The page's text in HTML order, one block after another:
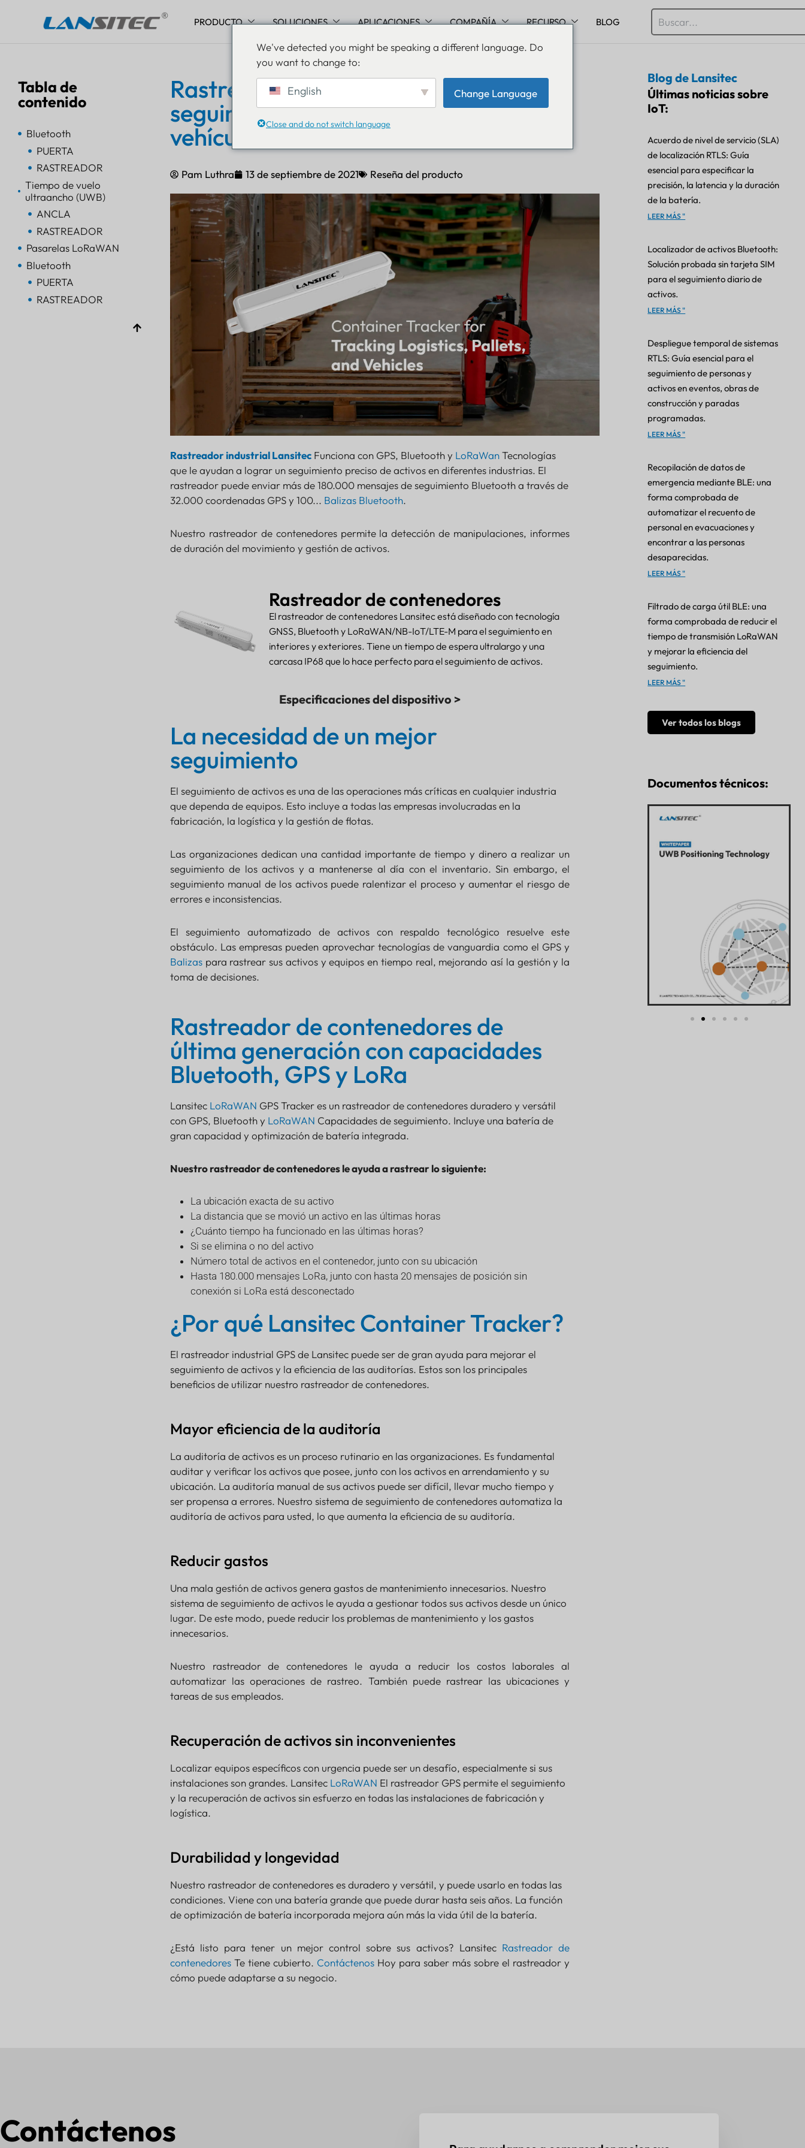
PRODUCTO SOLUCIONES APLICACIONES COMPAÑÍA RECURSO BLOG
Tabla de
contenido
Bluetooth
PUERTA
RASTREADOR
Tiempo de vuelo
ultraancho (UWB)
ANCLA
RASTREADOR
Pasarelas LoRaWAN
Bluetooth
PUERTA
RASTREADOR
Rastreador de contenedores para
seguimiento de logística, palés y
vehículos
Pam Luthra 13 de septiembre de 2021 Reseña del producto
Rastreador industrial LansitecFunciona con GPS, Bluetooth y LoRaWanTecnologías
que le ayudan a lograr un seguimiento preciso de activos en diferentes industrias. El
rastreador puede enviar más de 180.000 mensajes de seguimiento Bluetooth a través de
32.000 coordenadas GPS y 100... Balizas Bluetooth.
Nuestro rastreador de contenedores permite la detección de manipulaciones, informes
de duración del movimiento y gestión de activos.
Rastreador de contenedores
El rastreador de contenedores Lansitec está diseñado con tecnología
GNSS, Bluetooth y LoRaWAN/NB-IoT/LTE-M para el seguimiento en
interiores y exteriores. Tiene un tiempo de espera ultralargo y una
carcasa IP68 que lo hace perfecto para el seguimiento de activos.
Especificaciones del dispositivo >
La necesidad de un mejor
seguimiento
El seguimiento de activos es una de las operaciones más críticas en cualquier industria
que dependa de equipos. Esto incluye a todas las empresas involucradas en la
fabricación, la logística y la gestión de flotas.
Las organizaciones dedican una cantidad importante de tiempo y dinero a realizar un
seguimiento de los activos y a mantenerse al día con el inventario. Sin embargo, el
seguimiento manual de los activos puede ralentizar el proceso y aumentar el riesgo de
errores e inconsistencias.
El seguimiento automatizado de activos con respaldo tecnológico resuelve este
obstáculo. Las empresas pueden aprovechar tecnologías de vanguardia como el GPS y
Balizaspara rastrear sus activos y equipos en tiempo real, mejorando así la gestión y la
toma de decisiones.
Rastreador de contenedores de
última generación con capacidades
Bluetooth, GPS y LoRa
Lansitec LoRaWAN GPS Tracker es un rastreador de contenedores duradero y versátil
con GPS, Bluetooth y LoRaWAN Capacidades de seguimiento. Incluye una batería de
gran capacidad y optimización de batería integrada.
Nuestro rastreador de contenedores le ayuda a rastrear lo siguiente:
La ubicación exacta de su activo
La distancia que se movió un activo en las últimas horas
¿Cuánto tiempo ha funcionado en las últimas horas?
Si se elimina o no del activo
Número total de activos en el contenedor, junto con su ubicación
Hasta 180.000 mensajes LoRa, junto con hasta 20 mensajes de posición sin
conexión si LoRa está desconectado
¿Por qué Lansitec Container Tracker?
El rastreador industrial GPS de Lansitec puede ser de gran ayuda para mejorar el
seguimiento de activos y la eficiencia de las auditorías. Estos son los principales
beneficios de utilizar nuestro rastreador de contenedores.
Mayor eficiencia de la auditoría
La auditoría de activos es un proceso rutinario en las organizaciones. Es fundamental
auditar y verificar los activos que posee, junto con los activos en arrendamiento y su
ubicación. La auditoría manual de sus activos puede ser difícil, llevar mucho tiempo y
ser propensa a errores. Nuestro sistema de seguimiento de contenedores automatiza la
auditoría de activos para usted, lo que aumenta la eficiencia de su auditoría.
Reducir gastos
Una mala gestión de activos genera gastos de mantenimiento innecesarios. Nuestro
sistema de seguimiento de activos le ayuda a gestionar todos sus activos desde un único
lugar. De este modo, puede reducir los problemas de mantenimiento y los gastos
innecesarios.
Nuestro rastreador de contenedores le ayuda a reducir los costos laborales al
automatizar las operaciones de rastreo. También puede rastrear las ubicaciones y
tareas de sus empleados.
Recuperación de activos sin inconvenientes
Localizar equipos específicos con urgencia puede ser un desafío, especialmente si sus
instalaciones son grandes. Lansitec LoRaWAN El rastreador GPS permite el seguimiento
y la recuperación de activos sin esfuerzo en todas las instalaciones de fabricación y
logística.
Durabilidad y longevidad
Nuestro rastreador de contenedores es duradero y versátil, y puede usarlo en todas las
condiciones. Viene con una batería grande que puede durar hasta seis años. La función
de optimización de batería incorporada mejora aún más la vida útil de la batería.
¿Está listo para tener un mejor control sobre sus activos? Lansitec Rastreador de
contenedoresTe tiene cubierto. ContáctenosHoy para saber más sobre el rastreador y
cómo puede adaptarse a su negocio.
Blog de Lansitec
Últimas noticias sobre
IoT:
Acuerdo de nivel de servicio (SLA)
de localización RTLS: Guía
esencial para especificar la
precisión, la latencia y la duración
de la batería.
LEER MÁS "
Localizador de activos Bluetooth:
Solución probada sin tarjeta SIM
para el seguimiento diario de
activos.
LEER MÁS "
Despliegue temporal de sistemas
RTLS: Guía esencial para el
seguimiento de personas y
activos en eventos, obras de
construcción y paradas
programadas.
LEER MÁS "
Recopilación de datos de
emergencia mediante BLE: una
forma comprobada de
automatizar el recuento de
personal en evacuaciones y
encontrar a las personas
desaparecidas.
LEER MÁS "
Filtrado de carga útil BLE: una
forma comprobada de reducir el
tiempo de transmisión LoRaWAN
y mejorar la eficiencia del
seguimiento.
LEER MÁS "
Ver todos los blogs
Documentos técnicos:
Contáctenos
We've detected you might be speaking a different language. Do
you want to change to:
English Change Language
Close and do not switch language